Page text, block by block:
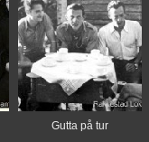
Gutta på tur